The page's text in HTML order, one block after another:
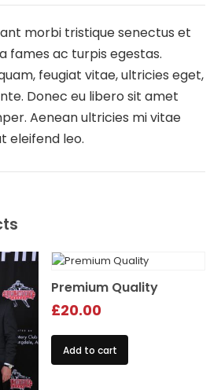
morbi tristique senectus et
fames ac turpis egestas.
feugiat vitae, ultricies eget,
Donec eu libero sit amet
Aenean ultricies mi vitae
eleifend leo.
Premium Quality
£20.00
Add to cart